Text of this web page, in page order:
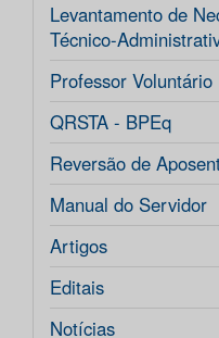
Levantamento de
Técnico-
Professor Voluntário
QRSTA - BPEq
Reversão de
Manual do Servidor
Artigos
Editais
Notícias